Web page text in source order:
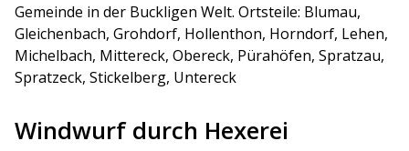
Gemeinde in der Buckligen Welt. Ortsteile: Blumau,
Gleichenbach, Grohdorf, Hollenthon, Horndorf, Lehen,
Michelbach, Mittereck, Obereck, Pürahöfen, Spratzau,
Spratzeck, Stickelberg, Untereck
Windwurf durch Hexerei